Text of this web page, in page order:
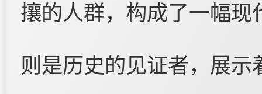
攘的人群，构成了一幅
则是历史的见证者，展